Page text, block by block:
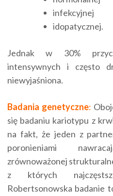
infekcyjnej
idopatycznej.
Jednak w 30%
intensywnych i często
niewyjaśniona.
Badania genetyczne:
się badaniu kariotypu z
na fakt, że jeden z
poronieniami
zrównoważonej
z których
Robertsonowska badanie